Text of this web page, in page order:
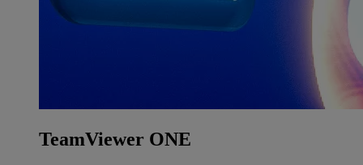
TeamViewer ONE